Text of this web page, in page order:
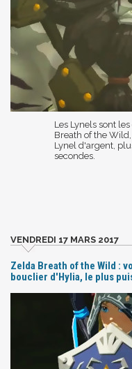
Les Lynels sont
Breath of the
Lynel d'argent,
secondes.
VENDREDI 17 MARS 2017
Zelda Breath of the Wild :
bouclier d'Hylia, le plus